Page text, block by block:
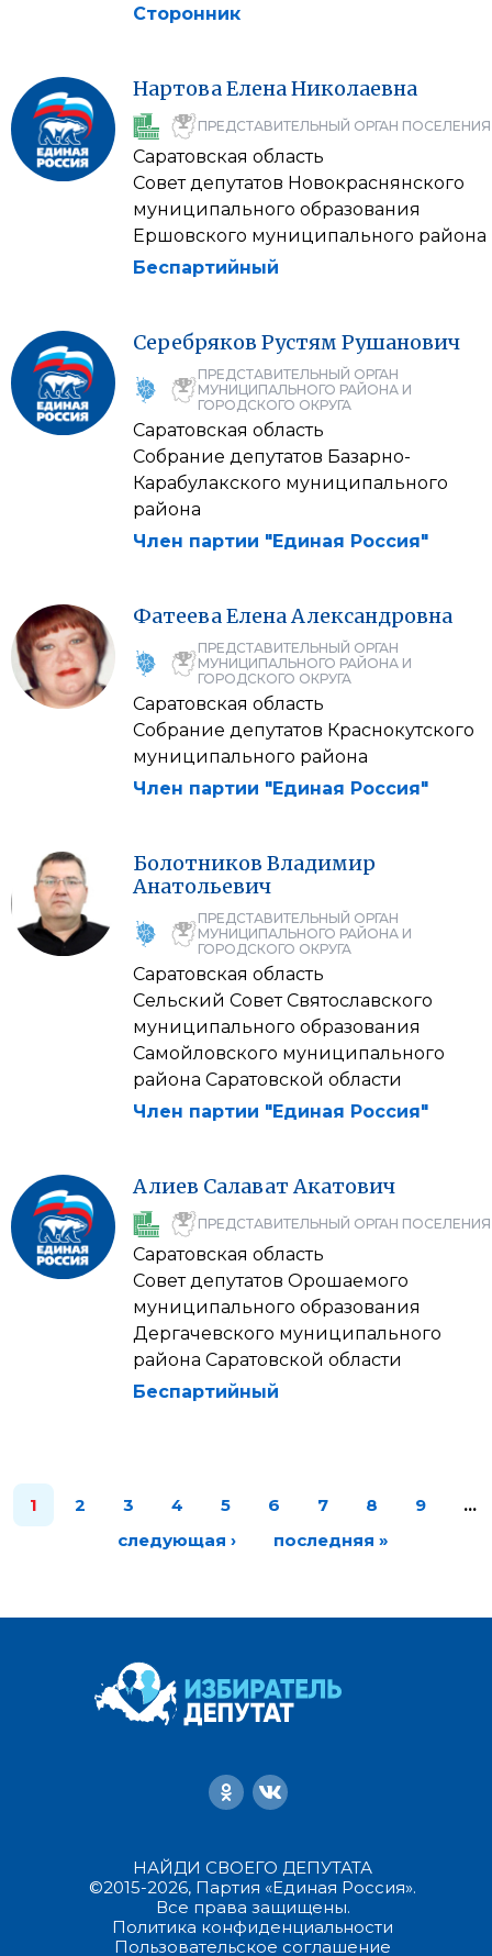
Сторонник
НартоваЕленаНиколаевна
ПРЕДСТАВИТЕЛЬНЫЙ ОРГАН ПОСЕЛЕНИЯ
Саратовская область
Совет депутатов Новокраснянского
муниципального образования
Ершовского муниципального района
Беспартийный
Серебряков Рустям Рушанович
ПРЕДСТАВИТЕЛЬНЫЙ ОРГАН
МУНИЦИПАЛЬНОГО РАЙОНА И
ГОРОДСКОГО ОКРУГА
Саратовская область
Собрание депутатов Базарно-
Карабулакского муниципального
района
Член партии "Единая Россия"
ФатееваЕленаАлександровна
ПРЕДСТАВИТЕЛЬНЫЙ ОРГАН
МУНИЦИПАЛЬНОГО РАЙОНА И
ГОРОДСКОГО ОКРУГА
Саратовская область
Собрание депутатов Краснокутского
муниципального района
Член партии "Единая Россия"
Болотников Владимир
Анатольевич
ПРЕДСТАВИТЕЛЬНЫЙ ОРГАН
МУНИЦИПАЛЬНОГО РАЙОНА И
ГОРОДСКОГО ОКРУГА
Саратовская область
Сельский Совет Святославского
муниципального образования
Самойловского муниципального
района Саратовской области
Член партии "Единая Россия"
Алиев Салават Акатович
ПРЕДСТАВИТЕЛЬНЫЙ ОРГАН ПОСЕЛЕНИЯ
Саратовская область
Совет депутатов Орошаемого
муниципального образования
Дергачевского муниципального
района Саратовской области
Беспартийный
1 2 3 4 5 6 7 8 9
…
следующая ›
последняя »
НАЙДИ СВОЕГО ДЕПУТАТА
©2015-2026, Партия «Единая Россия».
Все права защищены.
Политика конфиденциальности
Пользовательское соглашение